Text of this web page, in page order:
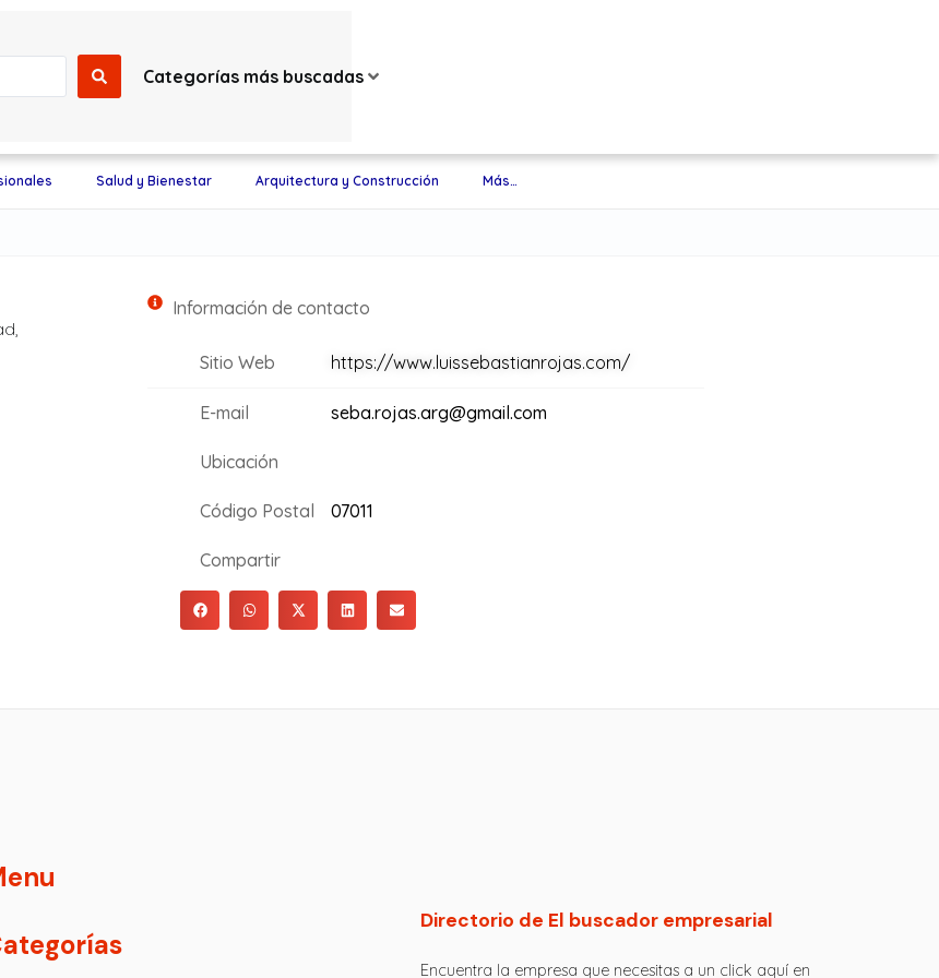
Categorías más buscadas
Salud y Bienestar Arquitectura y Construcción Más…
Información de contacto
Sitio Web https://www.luissebastianrojas.com/
E-mail seba.rojas.arg@gmail.com
Ubicación
Código Postal 07011
Compartir
Directorio de El buscador empresarial
Encuentra la empresa que necesitas a un click aquí en